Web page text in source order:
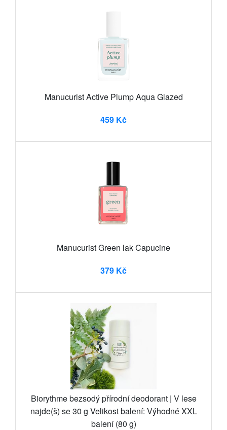
Manucurist Active Plump Aqua Glazed
459 Kč
Manucurist Green lak Capucine
379 Kč
Biorythme bezsodý přírodní deodorant | V lese
najde(š) se 30 g Velikost balení: Výhodné XXL
balení (80 g)